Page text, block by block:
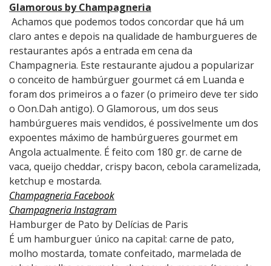
Glamorous by Champagneria
Achamos que podemos todos concordar que há um
claro antes e depois na qualidade de hamburgueres de
restaurantes após a entrada em cena da
Champagneria. Este restaurante ajudou a popularizar
o conceito de hambúrguer gourmet cá em Luanda e
foram dos primeiros a o fazer (o primeiro deve ter sido
o Oon.Dah antigo). O Glamorous, um dos seus
hambúrgueres mais vendidos, é possivelmente um dos
expoentes máximo de hambúrgueres gourmet em
Angola actualmente. É feito com 180 gr. de carne de
vaca, queijo cheddar, crispy bacon, cebola caramelizada,
ketchup e mostarda.
Champagneria Facebook
Champagneria Instagram
Hamburger de Pato by Delícias de Paris
É um hamburguer único na capital: carne de pato,
molho mostarda, tomate confeitado, marmelada de